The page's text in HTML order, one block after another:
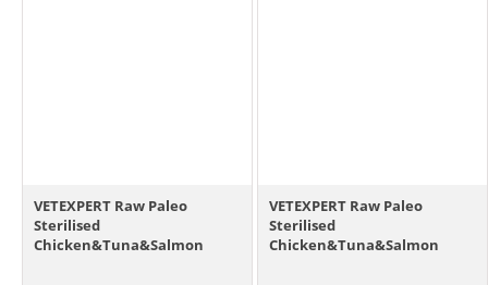
VETEXPERT Raw Paleo
Sterilised
Chicken&Tuna&Salmon
VETEXPERT Raw Paleo
Sterilised
Chicken&Tuna&Salmon